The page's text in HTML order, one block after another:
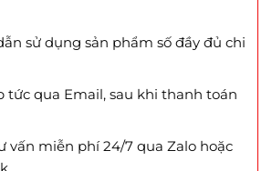
sử dụng sản phẩm số đầy đủ chi
tức qua Email, sau khi thanh toán
vấn miễn phí 24/7 qua Zalo hoặc